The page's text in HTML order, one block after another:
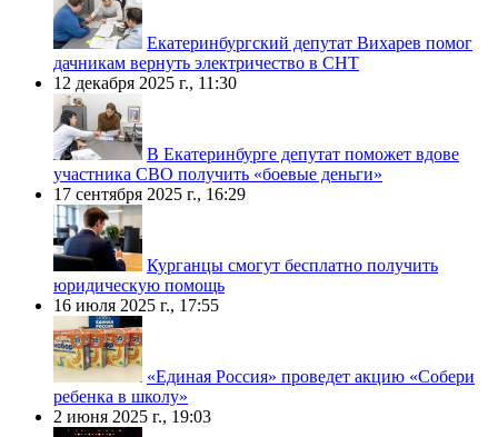
Екатеринбургский депутат Вихарев помог
дачникам вернуть электричество в СНТ
12 декабря 2025 г., 11:30
В Екатеринбурге депутат поможет вдове
участника СВО получить «боевые деньги»
17 сентября 2025 г., 16:29
Курганцы смогут бесплатно получить
юридическую помощь
16 июля 2025 г., 17:55
«Единая Россия» проведет акцию «Собери
ребенка в школу»
2 июня 2025 г., 19:03